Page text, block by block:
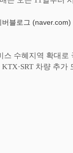
블로그 (naver.com)
스 수혜지역 확대
KTX·SRT 차량 추가